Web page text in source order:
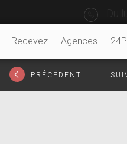
Recevez Agences
PRÉCÉDENT